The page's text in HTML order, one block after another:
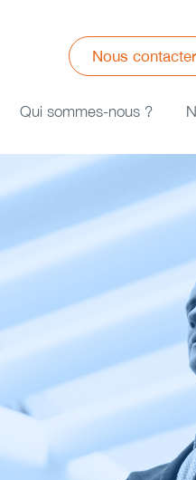
Nous contacter
Qui sommes-nous ?